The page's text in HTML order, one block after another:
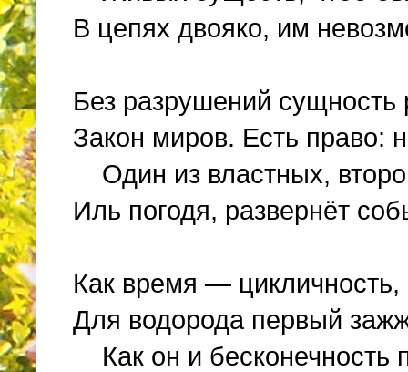
В цепях двояко, им
Без разрушений сущность
Закон миров. Есть право:
Один из властных,
Иль погодя, развернёт
Как время —
Для водорода первый
Как он и бесконечность